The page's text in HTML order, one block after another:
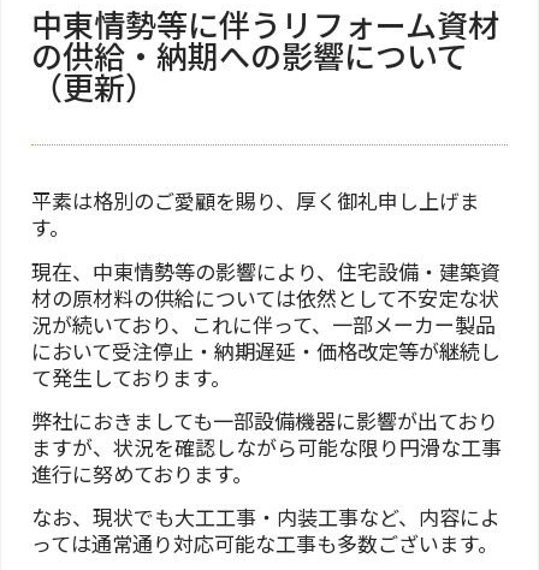
中東情勢等に伴うリフォーム資材
の供給・納期への影響について
（更新）
平素は格別のご愛顧を賜り、厚く御礼申し上げま
す。
現在、中東情勢等の影響により、住宅設備・建築資
材の原材料の供給については依然として不安定な状
況が続いており、これに伴って、一部メーカー製品
において受注停止・納期遅延・価格改定等が継続し
て発生しております。
弊社におきましても一部設備機器に影響が出ており
ますが、状況を確認しながら可能な限り円滑な工事
進行に努めております。
なお、現状でも大工工事・内装工事など、内容によ
っては通常通り対応可能な工事も多数ございます。